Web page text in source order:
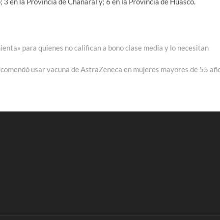
para quienes no califican a bono clase media y lo necesitan
usar vacuna de AstraZeneca en mujeres mayores de 55